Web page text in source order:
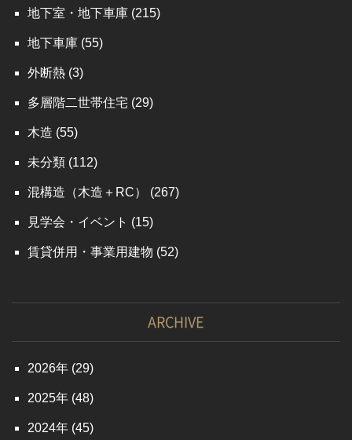
地下室・地下車庫 (215)
地下車庫 (55)
外断熱 (3)
多層階二世帯住宅 (29)
木造 (55)
未分類 (112)
混構造（木造＋RC） (267)
見学会・イベント (15)
賃貸併用・事業用建物 (52)
ARCHIVE
2026 (29)
2025 (48)
2024 (45)